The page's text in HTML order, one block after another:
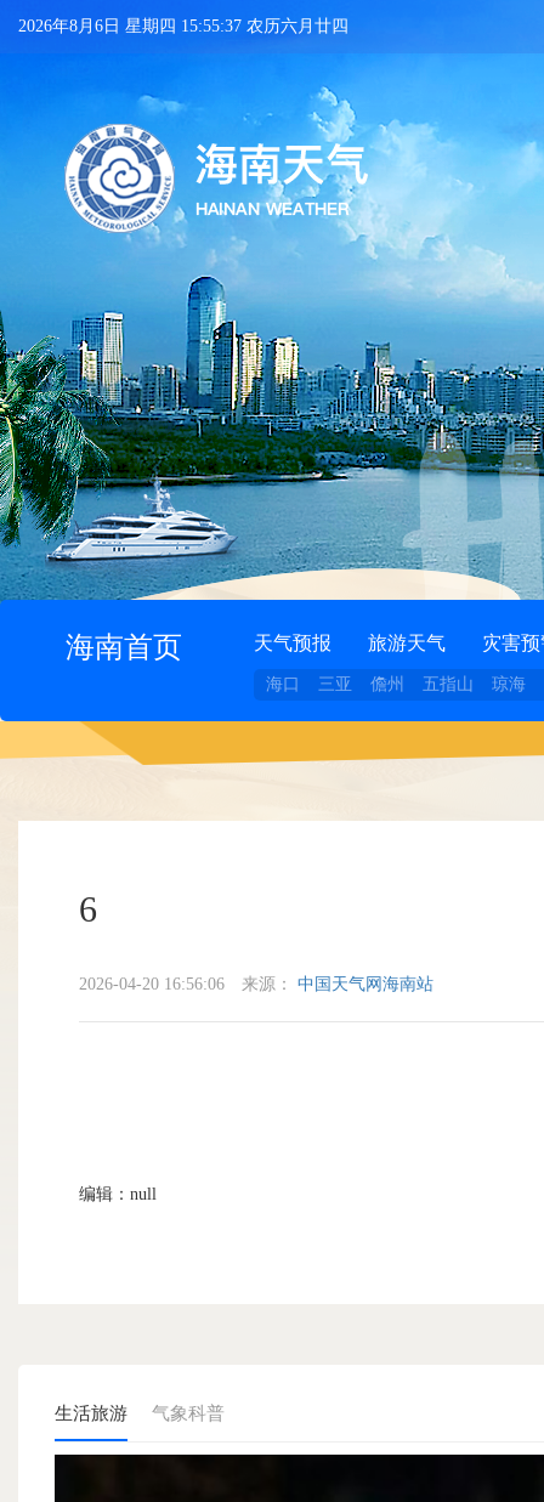
2026年8月6日 星期四 15:55:37 农历六月廿四
海南首页 天气预报 旅游天气 灾害
海口 三亚 儋州 五指山 琼海
6
2026-04-20 16:56:06 来源： 中国天气网海南站
编辑：null
生活旅游 气象科普